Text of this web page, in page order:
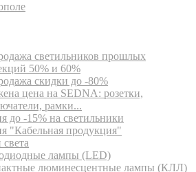
светильников прошлых
50% и 60%
скидки до -80%
цена на SEDNA: розетки,
рамки...
до -15% на светильники
"Кабельная продукция"
лампы (LED)
люминесцентные лампы (КЛЛ)